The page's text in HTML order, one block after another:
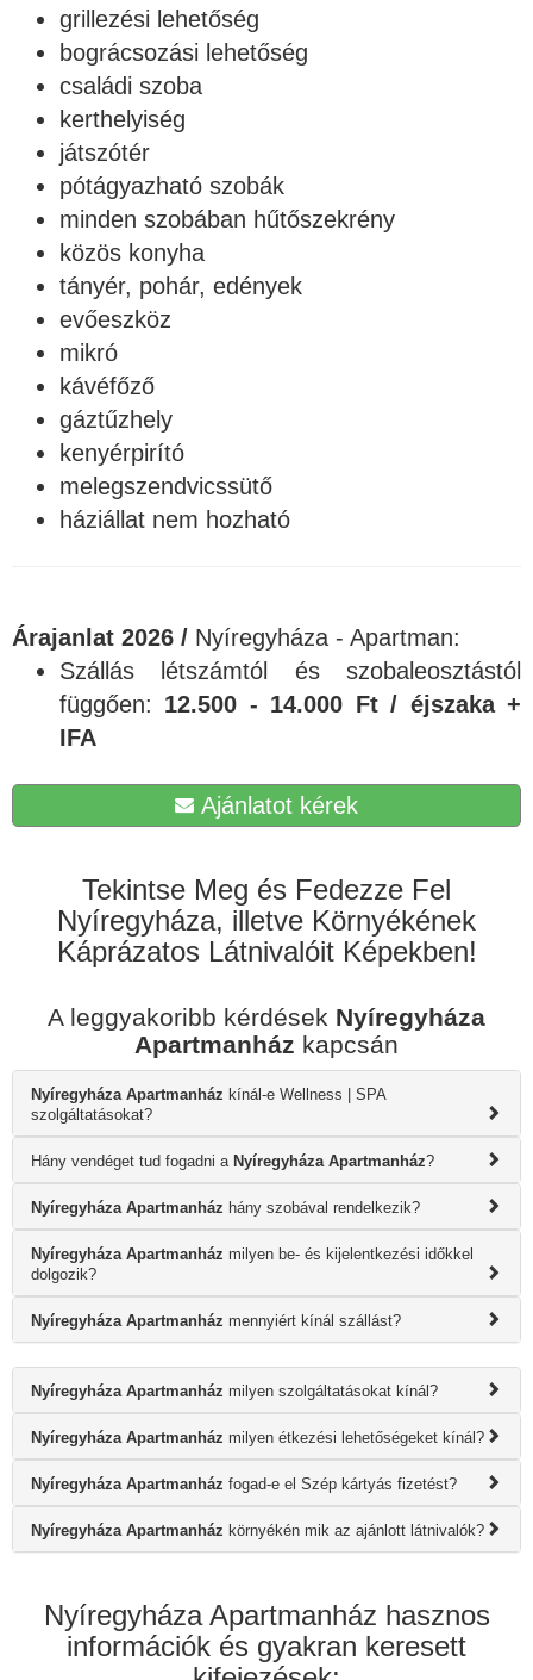
grillezési lehetőség
bográcsozási lehetőség
családi szoba
kerthelyiség
játszótér
pótágyazható szobák
minden szobában hűtőszekrény
közös konyha
tányér, pohár, edények
evőeszköz
mikró
kávéfőző
gáztűzhely
kenyérpirító
melegszendvicssütő
háziállat nem hozható
Árajanlat 2026 / Nyíregyháza - Apartman:
Szállás létszámtól és szobaleosztástól
függően: 12.500 - 14.000 Ft / éjszaka +
IFA
Ajánlatot kérek
Tekintse Meg és Fedezze Fel
Nyíregyháza, illetve Környékének
Káprázatos Látnivalóit Képekben!
A leggyakoribb kérdések Nyíregyháza
Apartmanház kapcsán
Nyíregyháza Apartmanház kínál-e Wellness | SPA
szolgáltatásokat?
Hány vendéget tud fogadni a Nyíregyháza Apartmanház?
Nyíregyháza Apartmanház hány szobával rendelkezik?
Nyíregyháza Apartmanház milyen be- és kijelentkezési időkkel
dolgozik?
Nyíregyháza Apartmanház mennyiért kínál szállást?
Nyíregyháza Apartmanház milyen szolgáltatásokat kínál?
Nyíregyháza Apartmanház milyen étkezési lehetőségeket kínál?
Nyíregyháza Apartmanház fogad-e el Szép kártyás fizetést?
Nyíregyháza Apartmanház környékén mik az ajánlott látnivalók?
Nyíregyháza Apartmanház hasznos
információk és gyakran keresett